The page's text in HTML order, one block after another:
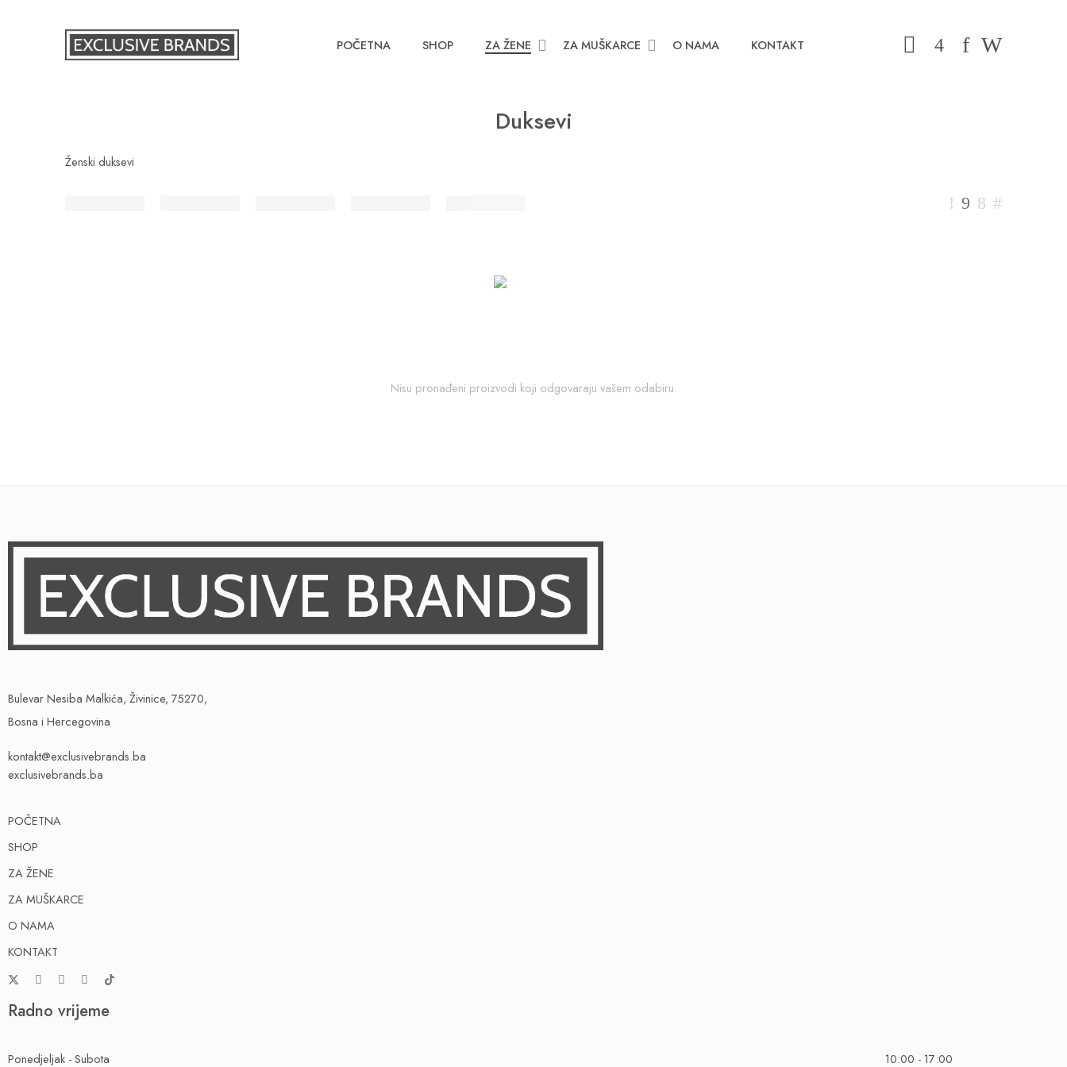
POČETNA SHOP ZA ŽENE ZA MUŠKARCE O NAMA KONTAKT
Duksevi
Ženski duksevi
Nisu pronađeni proizvodi koji odgovaraju vašem odabiru.
Bulevar Nesiba Malkića, Živinice, 75270,
Bosna i Hercegovina
kontakt@exclusivebrands.ba
exclusivebrands.ba
POČETNA
SHOP
ZA ŽENE
ZA MUŠKARCE
O NAMA
KONTAKT
Radno vrijeme
Ponedjeljak - Subota 10:00 - 17:00